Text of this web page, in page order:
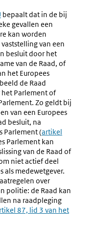
bepaalt dat in de bij
gevallen een
kan worden
van een
besluit door het
van de Raad, of
het Europees
de Raad
Parlement of
Zo geldt bij
van een Europees
besluit, na
Parlement (Externe
link:
artikel
Parlement kan
van de Raad of
niet actief deel
als medewetgever.
over
politie: de Raad kan
na raadpleging
87, lid 3 van het